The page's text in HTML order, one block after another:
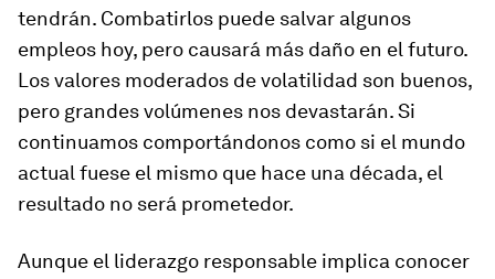
tendrán. Combatirlos puede salvar algunos
empleos hoy, pero causará más daño en el futuro.
Los valores moderados de volatilidad son buenos,
pero grandes volúmenes nos devastarán. Si
continuamos comportándonos como si el mundo
actual fuese el mismo que hace una década, el
resultado no será prometedor.
Aunque el liderazgo responsable implica conocer